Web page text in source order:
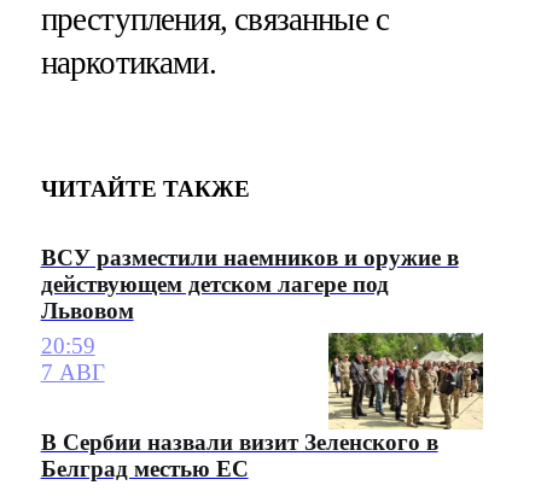
преступления, связанные с
наркотиками.
ЧИТАЙТЕ ТАКЖЕ
ВСУ разместили наемников и оружие в
действующем детском лагере под
Львовом
20:59
7 АВГ
В Сербии назвали визит Зеленского в
Белград местью ЕС